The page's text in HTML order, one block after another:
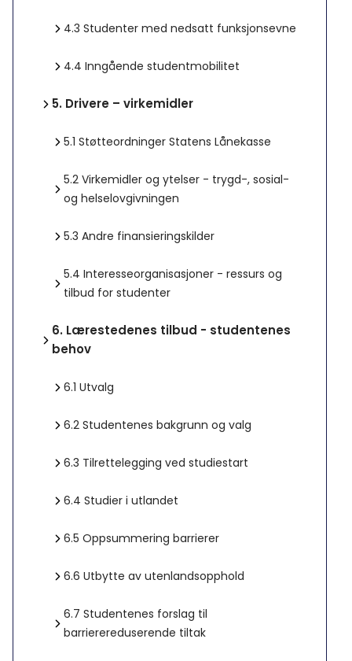
4.3 Studenter med nedsatt funksjonsevne
4.4 Inngående studentmobilitet
5. Drivere – virkemidler
5.1 Støtteordninger Statens Lånekasse
5.2 Virkemidler og ytelser - trygd-, sosial-
og helselovgivningen
5.3 Andre finansieringskilder
5.4 Interesseorganisasjoner - ressurs og
tilbud for studenter
6. Lærestedenes tilbud - studentenes
behov
6.1 Utvalg
6.2 Studentenes bakgrunn og valg
6.3 Tilrettelegging ved studiestart
6.4 Studier i utlandet
6.5 Oppsummering barrierer
6.6 Utbytte av utenlandsopphold
6.7 Studentenes forslag til
barrierereduserende tiltak